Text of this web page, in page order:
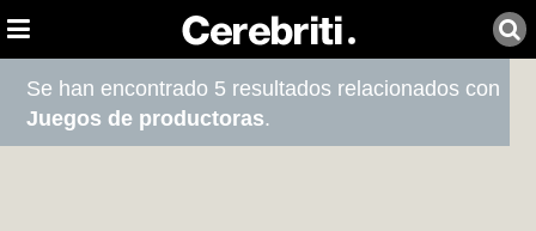
Se han encontrado 5 resultados relacionados con
Juegos de productoras.